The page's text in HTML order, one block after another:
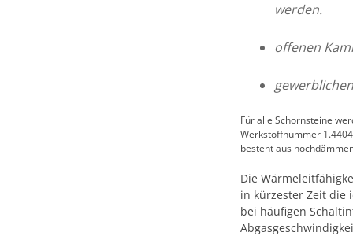
werden.
offenen
Für alle Schornsteine
Werkstoffnummer
besteht aus
Die
in kürzester Zeit die
bei häufigen